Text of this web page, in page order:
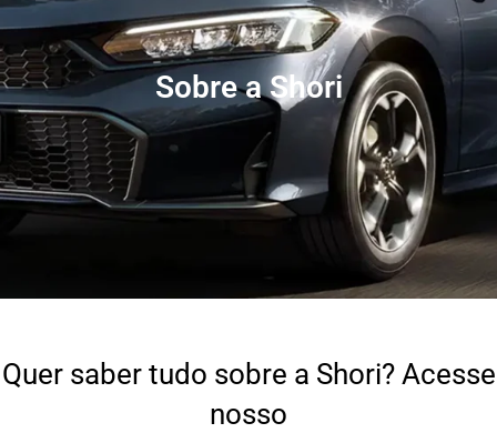
Sobre a Shori
Quer saber tudo sobre a Shori? Acesse
nosso